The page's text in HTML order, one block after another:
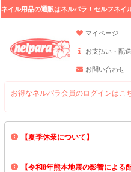
ネイル用品の通販はネルパラ！セルフネイ
マイページ
お支払い・配送
お問い合わせ
お得なネルパラ会員のログインはこ
【夏季休業について】
8/13(木)～8/16(日)の間｢出荷業務・
【令和8年熊本地震の影響による